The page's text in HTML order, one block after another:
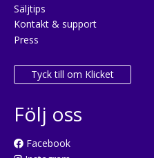
Säljtips
Kontakt & support
Press
Tyck till om Klicket
Följ oss
Facebook